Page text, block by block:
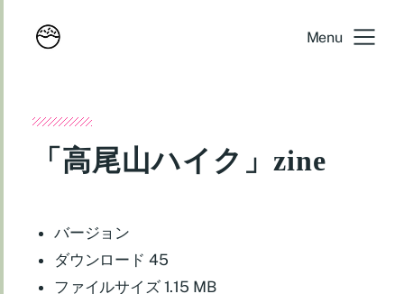
Menu
「高尾山ハイク」zine
バージョン
ダウンロード 45
ファイルサイズ 1.15 MB